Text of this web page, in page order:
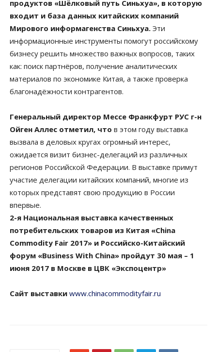
продуктов «Шёлковый путь Синьхуа», в которую
входит и база данных китайских компаний
Мирового информагенства Синьхуа. Эти
информационные инструменты помогут российскому
бизнесу решить множество важных вопросов, таких
как: поиск партнёров, получение аналитических
материалов по экономике Китая, а также проверка
благонадёжности контрагентов.
Генеральный директор Мессе Франкфурт РУС г-н
Ойген Аллес отметил, что в этом году выставка
вызвала в деловых кругах огромный интерес,
ожидается визит бизнес-делегаций из различных
регионов Российской Федерации. В выставке примут
участие делегации китайских компаний, многие из
которых представят свою продукцию в России
впервые.
2-я Национальная выставка качественных
потребительских товаров из Китая «China
Commodity Fair 2017» и Российско-Китайский
форум «Business With China» пройдут 30 мая – 1
июня 2017 в Москве в ЦВК «Экспоцентр»
Сайт выставки www.chinacommodityfair.ru